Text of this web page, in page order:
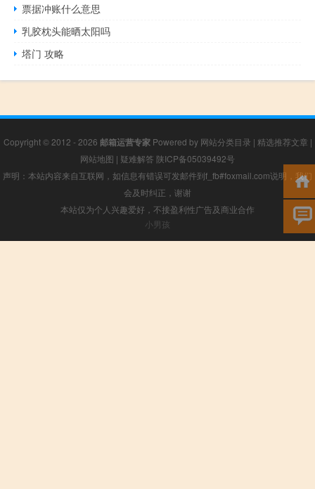
票据冲账什么意思
乳胶枕头能晒太阳吗
塔门 攻略
Copyright © 2012 - 2026 邮箱运营专家Powered by 网站分类目录 | 精选推荐文章 |
网站地图 | 疑难解答 陕ICP备05039492号
声明：本站内容来自互联网，如信息有错误可发邮件到f_fb#foxmail.com说明，我们
会及时纠正，谢谢
本站仅为个人兴趣爱好，不接盈利性广告及商业合作
小男孩